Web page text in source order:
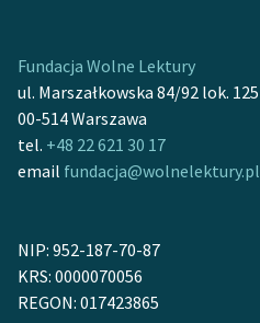
Fundacja Wolne Lektury
ul. Marszałkowska 84/92 lok. 125
00-514 Warszawa
tel. +48 22 621 30 17
email fundacja@wolnelektury.pl
NIP: 952-187-70-87
KRS: 0000070056
REGON: 017423865